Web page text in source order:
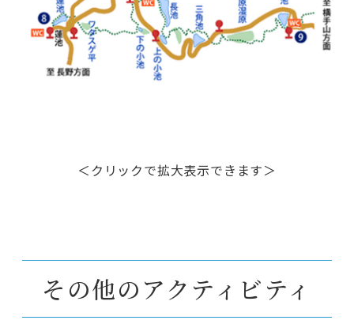
＜クリックで拡大表示できます＞
その他のアクティビティ